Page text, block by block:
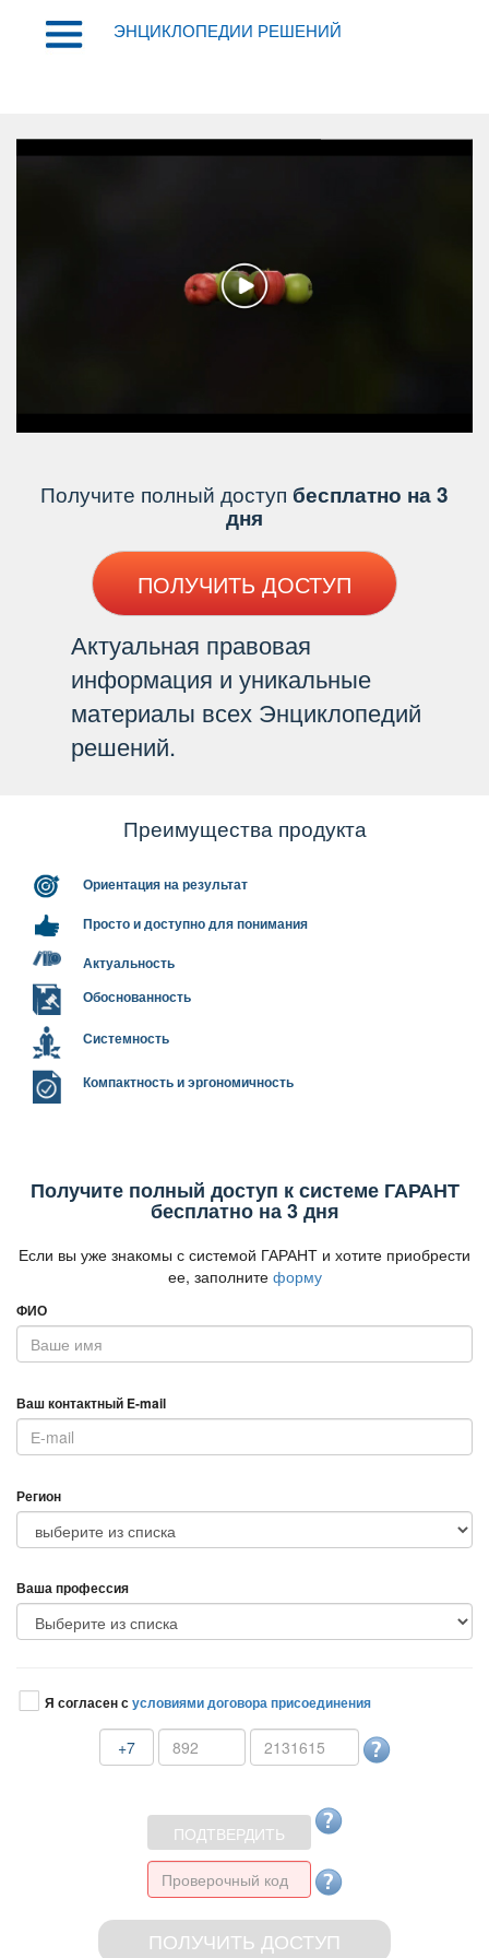
ЭНЦИКЛОПЕДИИ РЕШЕНИЙ
Получите полный доступ есплатно на 3
дня
ПОЛУЧИТЬ ДОСТУП
Актуальная правовая
информация и уникальные
материалы всех Энциклопедий
решений.
Преимущества продукта
Ориентация на результат
Просто и доступно для понимания
Актуальность
Обоснованность
Системность
Компактность и эргономичность
Получите полный доступ к системе ГАРАНТ
есплатно на 3 дня
Если вы уже знакомы с системой ГАРАНТ и хотите приобрести
ее, заполните форму
ФИО
аш контактный E-mail
Регион
аша профессия
Я согласен сусловиями договора присоединения
+7